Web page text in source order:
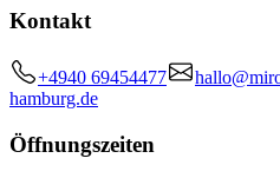
Kontakt
+4940 69454477
hamburg.de
Öffnungszeiten